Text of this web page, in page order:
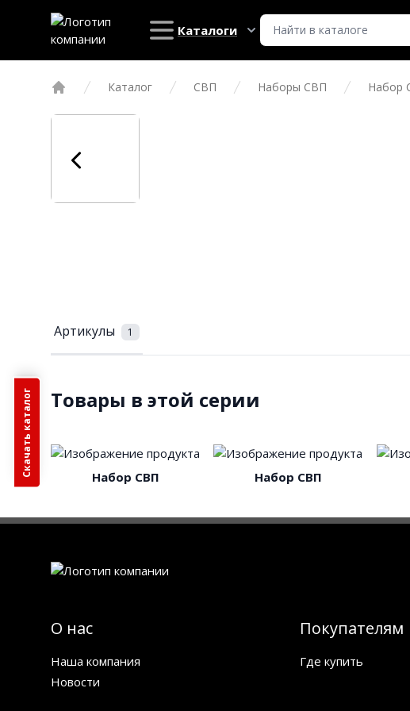
Каталоги
Каталог СВП Наборы СВП Набор
Артикулы 1
Товары в этой серии
Набор СВП Набор СВП
О нас
Наша компания
Новости
Покупателям
Где купить
Скачать каталог